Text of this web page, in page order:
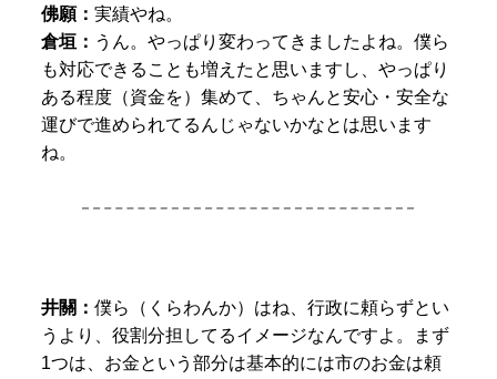
佛願：実績やね。
倉垣： うん。やっぱり変わってきましたよね。僕ら
も対応できることも増えたと思いますし、やっぱり
ある程度（資金を）集めて、ちゃんと安心・安全な
運びで進められてるんじゃないかなとは思います
ね。
井關：僕ら（くらわんか）はね、行政に頼らずとい
うより、役割分担してるイメージなんですよ。まず
1つは、お金という部分は基本的には市のお金は頼